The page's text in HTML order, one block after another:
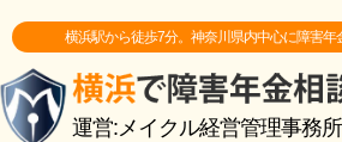
横浜駅から徒歩7分。神奈川県内中心に障害年
運営:メイクル経営管理事務所